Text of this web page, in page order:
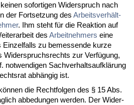
so­for­ti­gen Wi­der­spruch nach
der Fort­set­zung des Ar­beits­verhält­
. Ihm steht für die Re­ak­ti­on auf
des Ar­beit­neh­mers ei­ne
Ein­zel­falls zu be­mes­sen­de kur­ze
Wi­der­spruchs­rechts zur Verfügung,
not­wen­di­gen Sach­ver­halts­aufklärung
abhängig ist.
die Recht­fol­gen des § 15 Abs.
ab­be­dun­gen wer­den. Der Wi­der­